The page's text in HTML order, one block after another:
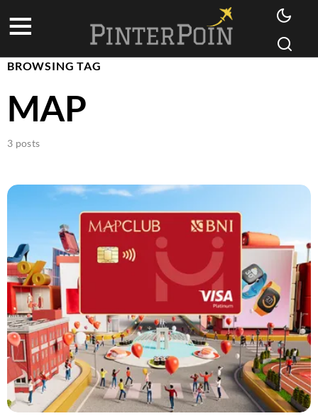
BROWSING TAG
MAP
3 posts